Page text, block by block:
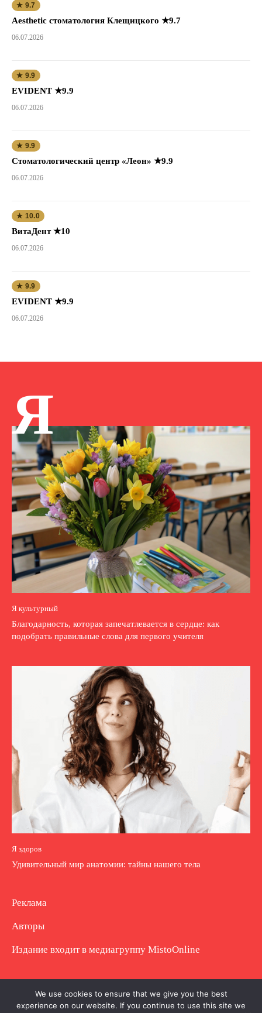
★ 9.7
Aesthetic стоматология Клещицкого ★9.7
06.07.2026
★ 9.9
EVIDENT ★9.9
06.07.2026
★ 9.9
Стоматологический центр «Леон» ★9.9
06.07.2026
★ 10.0
ВитаДент ★10
06.07.2026
★ 9.9
EVIDENT ★9.9
06.07.2026
Я
Я культурный
Благодарность, которая запечатлевается в сердце: как
подобрать правильные слова для первого учителя
Я здоров
Удивительный мир анатомии: тайны нашего тела
Реклама
Авторы
Издание входит в медиагруппу MistoOnline
Copyright © Полное использование материала
запрещено. Частично разрешено с гиперссылкой.
We use cookies to ensure that we give you the best
experience on our website. If you continue to use this site we